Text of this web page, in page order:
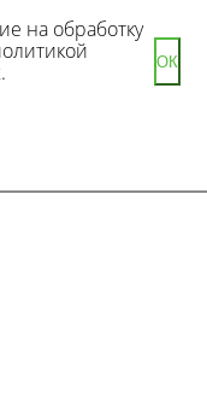
на обработку
ОК